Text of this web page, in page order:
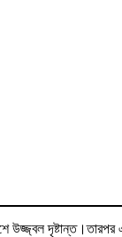
উজ্জ্বল